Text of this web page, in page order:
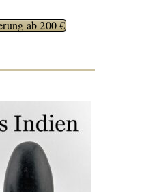
ab 200 €